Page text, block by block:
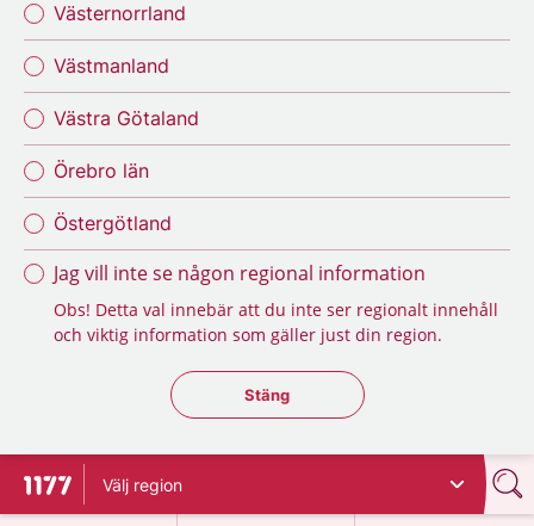
Västernorrland
Västmanland
Västra Götaland
Örebro län
Östergötland
Jag vill inte se någon regional information
Obs! Detta val innebär att du inte ser regionalt innehåll
och viktig information som gäller just din region.
Stäng regionsväljaren
Stäng
Till startsidan för 1177
Välj region
på 1177.se
på 1177.se